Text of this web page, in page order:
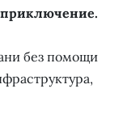
приключение.
без помощи